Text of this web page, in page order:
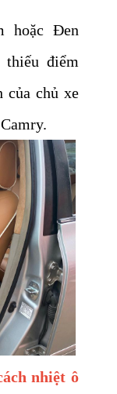
hoặc Đen
thiếu điểm
của chủ xe
nhiệt ô